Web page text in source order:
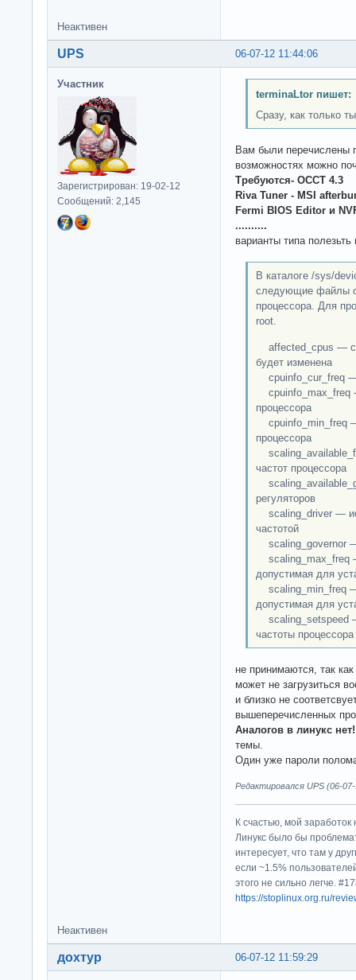
Неактивен
06-07-12 11:44:06
UPS
Участник
Зарегистрирован: 19-02-12
Сообщений: 2,145
terminaLtor пишет:
Сразу, как только
Вам были перечислены
возможностях можно
Требуются- OCCT 4.3
Riva Tuner - MSI
Fermi BIOS Editor и
..........
варианты типа полезьть
В каталоге /sys/
следующие файлы
процессора. Для
root.
affected_cpus —
будет изменена
cpuinfo_cur_freq —
cpuinfo_max_freq
процессора
cpuinfo_min_freq
процессора
частот процессора
регуляторов
scaling_driver —
частотой
scaling_governor
scaling_max_freq
допустимая для
scaling_min_freq —
допустимая для
scaling_setspeed
частоты процессора
не принимаются, так
может не загрузиться
и близко не
вышеперечисленных
Аналогов в линукс нет!
темы.
Один уже пароли
Редактировался UPS (06-
К счастью, мой
Линукс было бы
интересует, что там у
если ~1.5%
этого не сильно легче.
https://stoplinux.org.ru/
Неактивен
06-07-12 11:59:29
дохтур